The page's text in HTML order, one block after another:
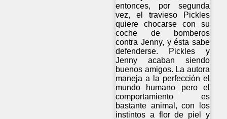
entonces, por segunda
vez, el travieso Pickles
quiere chocarse con su
coche de bomberos
contra Jenny, y ésta sabe
defenderse. Pickles y
Jenny acaban siendo
buenos amigos. La autora
maneja a la perfección el
mundo humano pero el
comportamiento es
bastante animal, con los
instintos a flor de piel y